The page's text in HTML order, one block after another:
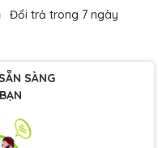
Đổi trả trong 7 ngày
SÀNG